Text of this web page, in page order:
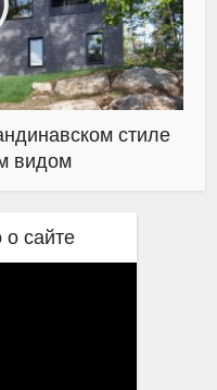
стиле
видом
сайте